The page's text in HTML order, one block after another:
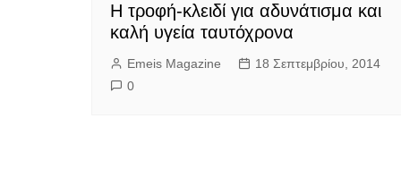
Η τροφή-κλειδί για αδυνάτισμα και
καλή υγεία ταυτόχρονα
Emeis Magazine
18 Σεπτεμβρίου, 2014
0